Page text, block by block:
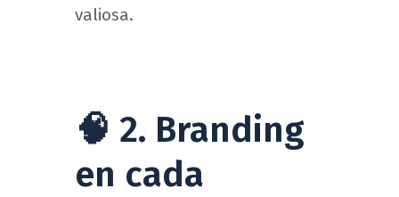
valiosa.
🧠 2. Branding
en cada